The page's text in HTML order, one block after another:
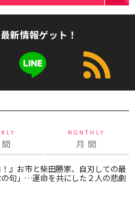
新情報ゲット！
MONTHLY
月 間
！』お市と柴田勝家、自刃しての最
句」…運命を共にした２人の悲劇